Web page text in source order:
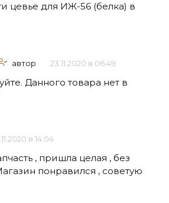
цевье для ИЖ-56 (белка) в
автор 23.11.2020 в 06:49
Данного товара нет в
в 14:04
, пришла целая , без
понравился , советую